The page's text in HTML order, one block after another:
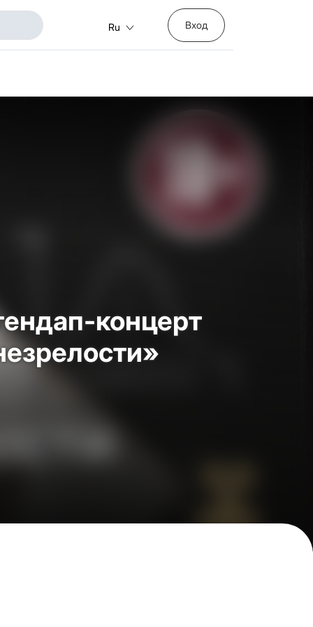
Ru Вход
концерт